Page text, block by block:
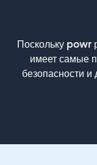
Поскольку powr
имеет самые
безопасности